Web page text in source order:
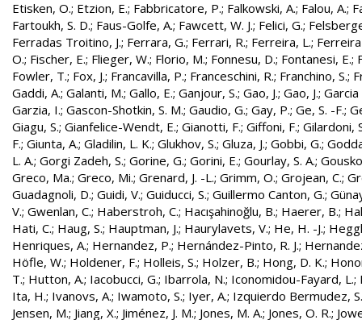
Etisken, O.; Etzion, E.; Fabbricatore, P.; Falkowski, A.; Falou, A.;
Fartoukh, S. D.; Faus-Golfe, A.; Fawcett, W. J.; Felici, G.;
Ferradas Troitino, J.; Ferrara, G.; Ferrari, R.; Ferreira, L.;
O.; Fischer, E.; Flieger, W.; Florio, M.; Fonnesu, D.; Fontanesi, E.;
Fowler, T.; Fox, J.; Francavilla, P.; Franceschini, R.; Franchino, S.;
Gaddi, A.; Galanti, M.; Gallo, E.; Ganjour, S.; Gao, J.; Gao, J.; Garcia
Garzia, I.; Gascon-Shotkin, S. M.; Gaudio, G.; Gay, P.; Ge, S. -F.;
Giagu, S.; Gianfelice-Wendt, E.; Gianotti, F.; Giffoni, F.; Gilardoni,
F.; Giunta, A.; Gladilin, L. K.; Glukhov, S.; Gluza, J.; Gobbi, G.;
L. A.; Gorgi Zadeh, S.; Gorine, G.; Gorini, E.; Gourlay, S. A.;
Greco, Ma.; Greco, Mi.; Grenard, J. -L.; Grimm, O.; Grojean, C.;
Guadagnoli, D.; Guidi, V.; Guiducci, S.; Guillermo Canton, G.;
V.; Gwenlan, C.; Haberstroh, C.; Hacışahinoğlu, B.; Haerer, B.;
Hati, C.; Haug, S.; Hauptman, J.; Haurylavets, V.; He, H. -J.;
Henriques, A.; Hernandez, P.; Hernández-Pinto, R. J.;
Höfle, W.; Holdener, F.; Holleis, S.; Holzer, B.; Hong, D. K.;
T.; Hutton, A.; Iacobucci, G.; Ibarrola, N.; Iconomidou-Fayard, L.;
Ita, H.; Ivanovs, A.; Iwamoto, S.; Iyer, A.; Izquierdo Bermudez, S.
Jensen, M.; Jiang, X.; Jiménez, J. M.; Jones, M. A.; Jones, O. R.;